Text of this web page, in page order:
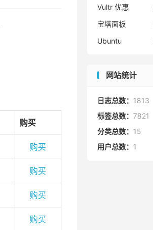
购买
购买
购买
购买
购买
Vultr 优惠
宝塔面板
Ubuntu
网站统计
日志总数： 1813
标签总数： 7821
分类总数： 15
用户总数： 1